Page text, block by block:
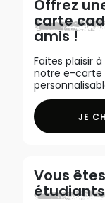
Offrez
carte
amis !
Faites plaisir
notre e-carte
JE
Vous êtes